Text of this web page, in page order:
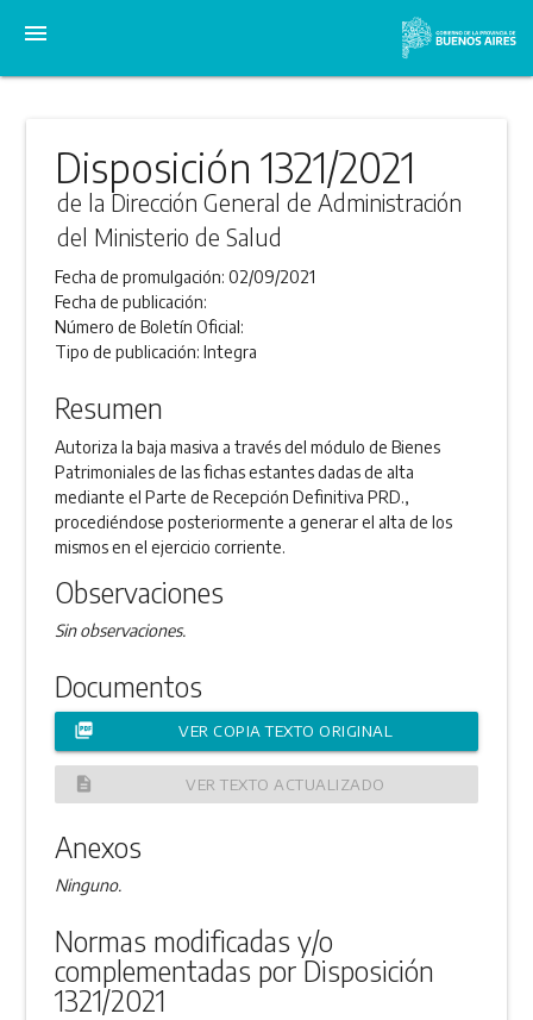
menu
Disposición 1321/2021
de la Dirección General de Administración
del Ministerio de Salud
Fecha de promulgación:02/09/2021
Fecha de publicación:
Número de Boletín Oficial:
Tipo de publicación:Integra
Resumen
Autoriza la baja masiva a través del módulo de Bienes
Patrimoniales de las fichas estantes dadas de alta
mediante el Parte de Recepción Definitiva PRD.,
procediéndose posteriormente a generar el alta de los
mismos en el ejercicio corriente.
Observaciones
Sin observaciones.
Documentos
picture_as_pdf VER COPIA TEXTO ORIGINAL
description VER TEXTO ACTUALIZADO
Anexos
Ninguno.
Normas modificadas y/o
complementadas por Disposición
1321/2021